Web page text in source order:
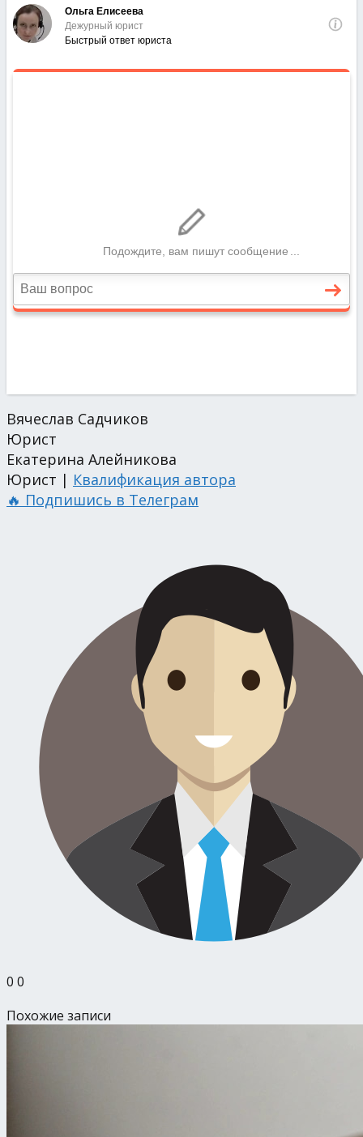
Вячеслав Садчиков
Юрист
Екатерина Алейникова
Юрист | Квалификация автора
🔥 Подпишись в Телеграм
0 0
Похожие записи